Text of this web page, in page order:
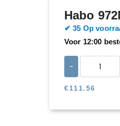
Habo
​​✔ 35 Op
Voor 12:00
-
€111.56